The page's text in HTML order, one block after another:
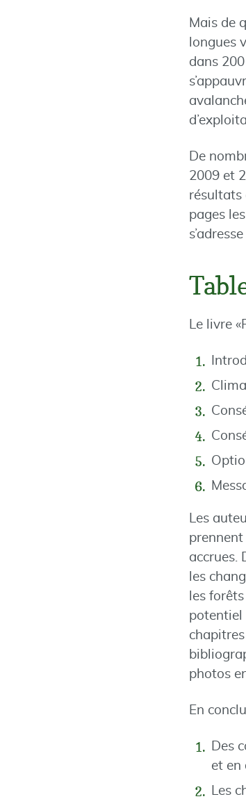
Mais de
longues
dans
De
2009 et
résultats
pages
Le livre
Les
prennent
accrues.
les
les
potentiel
photos
En
Des
et en
Les